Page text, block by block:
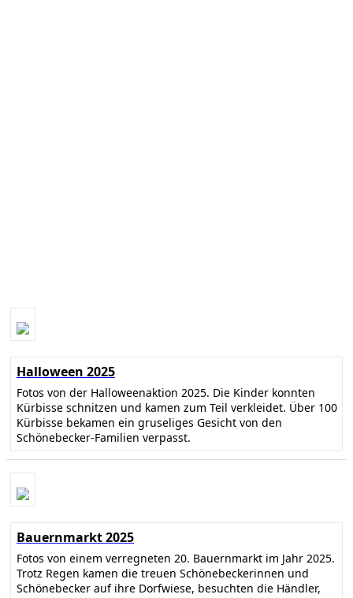
Halloween 2025
Fotos von der Halloweenaktion 2025. Die Kinder konnten
Kürbisse schnitzen und kamen zum Teil verkleidet. Über 100
Kürbisse bekamen ein gruseliges Gesicht von den
Schönebecker-Familien verpasst.
Bauernmarkt 2025
Fotos von einem verregneten 20. Bauernmarkt im Jahr 2025.
Trotz Regen kamen die treuen Schönebeckerinnen und
Schönebecker auf ihre Dorfwiese, besuchten die Händler,